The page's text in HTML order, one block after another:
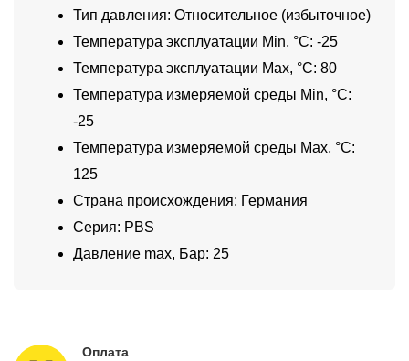
Тип давления: Относительное (избыточное)
Температура эксплуатации Min, °C: -25
Температура эксплуатации Max, °C: 80
Температура измеряемой среды Min, °C:
-25
Температура измеряемой среды Max, °C:
125
Страна происхождения: Германия
Серия: PBS
Давление max, Бар: 25
Оплата